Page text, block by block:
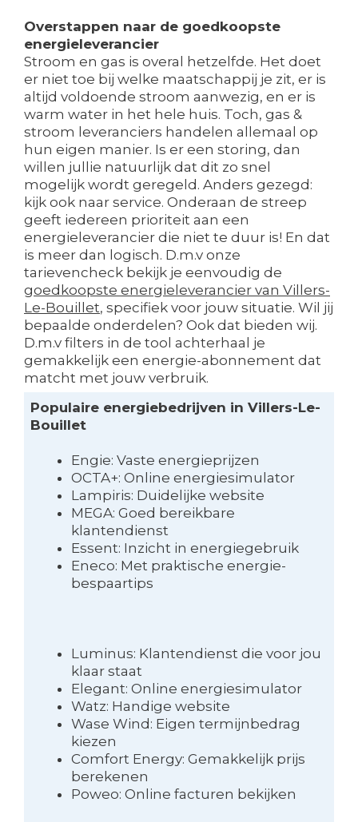
Overstappen naar de goedkoopste
energieleverancier
Stroom en gas is overal hetzelfde. Het doet
er niet toe bij welke maatschappij je zit, er is
altijd voldoende stroom aanwezig, en er is
warm water in het hele huis. Toch, gas &
stroom leveranciers handelen allemaal op
hun eigen manier. Is er een storing, dan
willen jullie natuurlijk dat dit zo snel
mogelijk wordt geregeld. Anders gezegd:
kijk ook naar service. Onderaan de streep
geeft iedereen prioriteit aan een
energieleverancier die niet te duur is! En dat
is meer dan logisch. D.m.v onze
tarievencheck bekijk je eenvoudig de
goedkoopste energieleverancier van Villers-
Le-Bouillet, specifiek voor jouw situatie. Wil jij
bepaalde onderdelen? Ook dat bieden wij.
D.m.v filters in de tool achterhaal je
gemakkelijk een energie-abonnement dat
matcht met jouw verbruik.
Populaire energiebedrijven in Villers-Le-
Bouillet
Engie: Vaste energieprijzen
OCTA+: Online energiesimulator
Lampiris: Duidelijke website
MEGA: Goed bereikbare
klantendienst
Essent: Inzicht in energiegebruik
Eneco: Met praktische energie-
bespaartips
Luminus: Klantendienst die voor jou
klaar staat
Elegant: Online energiesimulator
Watz: Handige website
Wase Wind: Eigen termijnbedrag
kiezen
Comfort Energy: Gemakkelijk prijs
berekenen
Poweo: Online facturen bekijken